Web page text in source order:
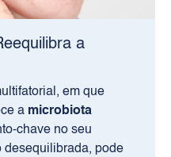
a
em que
a microbiota
chave no seu
desequilibrada, pode